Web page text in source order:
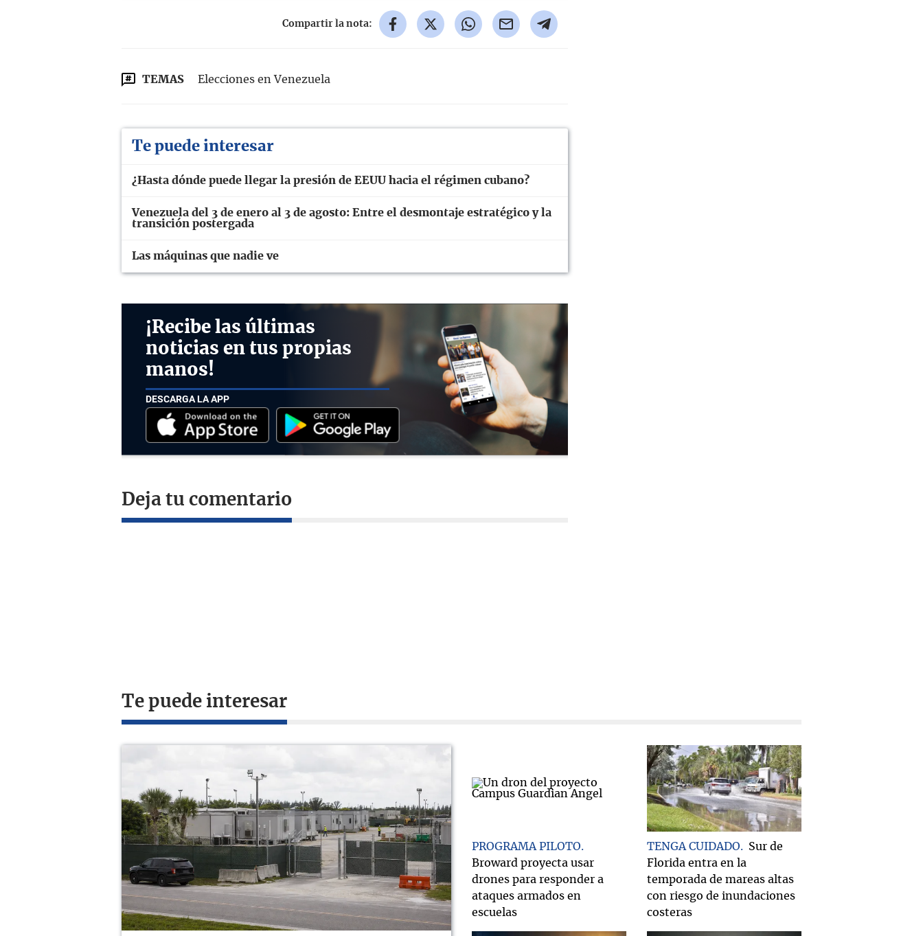
Compartir la nota:
TEMAS Elecciones en Venezuela
Te puede interesar
¿Hasta dónde puede llegar la presión de EEUU hacia el régimen cubano?
Venezuela del 3 de enero al 3 de agosto: Entre el desmontaje estratégico y la
transición postergada
Las máquinas que nadie ve
¡Recibe las últimas
noticias en tus propias
manos!
DESCARGA LA APP
Deja tu comentario
Te puede interesar
PROGRAMA PILOTO
Broward proyecta usar
drones para responder a
ataques armados en
escuelas
TENGA CUIDADO
Sur de
Florida entra en la
temporada de mareas altas
con riesgo de inundaciones
costeras